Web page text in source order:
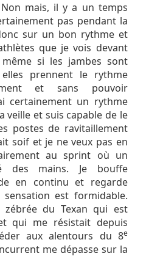
mais, il y a un temps
pas pendant la
sur un bon rythme et
que je vois devant
si les jambes sont
prennent le rythme
et sans pouvoir
certainement un rythme
veille et suis capable de le
postes de ravitaillement
soif et je ne veux pas en
au sprint où un
des mains. Je bouffe
en continu et regarde
est formidable.
zébrée du Texan qui est
qui me résistait depuis
aux alentours du 8e
me dépasse sur la